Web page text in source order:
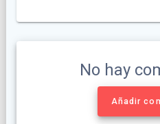
No hay
Añadir